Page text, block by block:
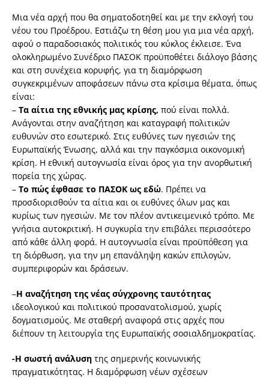
Μια νέα αρχή που θα σηματοδοτηθεί και με την εκλογή του
νέου του Προέδρου. Εστιάζω τη θέση μου για μια νέα αρχή,
αφού ο παραδοσιακός πολιτικός του κύκλος έκλεισε. Ένα
ολοκληρωμένο Συνέδριο ΠΑΣΟΚ προϋποθέτει διάλογο βάσης
και στη συνέχεια κορυφής, για τη διαμόρφωση
συγκεκριμένων αποφάσεων πάνω στα κρίσιμα θέματα, όπως
είναι:
– Τα αίτια της εθνικής μας κρίσης, πού είναι πολλά.
Ανάγονται στην αναζήτηση και καταγραφή πολιτικών
ευθυνών στο εσωτερικό. Στις ευθύνες των ηγεσιών της
Ευρωπαϊκής Ένωσης, αλλά και την παγκόσμια οικονομική
κρίση. Η εθνική αυτογνωσία είναι όρος για την ανορθωτική
πορεία της χώρας.
– Το πώς έφθασε το ΠΑΣΟΚ ως εδώ. Πρέπει να
προσδιορισθούν τα αίτια και οι ευθύνες όλων μας και
κυρίως των ηγεσιών. Με τον πλέον αντικειμενικό τρόπο. Με
γνήσια αυτοκριτική. Η συγκυρία την επιβάλει περισσότερο
από κάθε άλλη φορά. Η αυτογνωσία είναι προϋπόθεση για
τη διόρθωση, για την μη επανάληψη κακών επιλογών,
συμπεριφορών και δράσεων.
–Η αναζήτηση της νέας σύγχρονης ταυτότητας
ιδεολογικού και πολιτικού προσανατολισμού, χωρίς
δογματισμούς. Με σταθερή αναφορά στις αρχές που
διέπουν τη λειτουργία της Ευρωπαϊκής σοσιαλδημοκρατίας.
-Η σωστή ανάλυση της σημερινής κοινωνικής
πραγματικότητας. Η διαμόρφωση νέων σχέσεων